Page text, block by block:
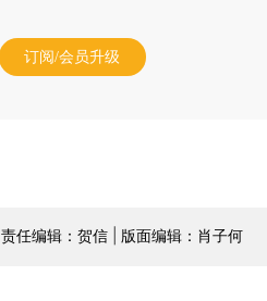
订阅/会员升级
责任编辑：贺信 | 版面编辑：肖子何